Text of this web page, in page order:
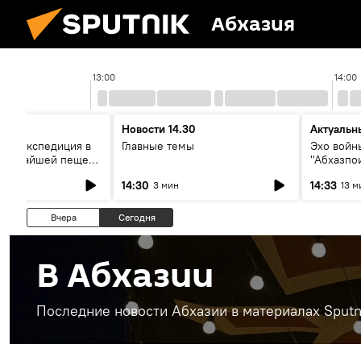
Абхазия
13:00 14:00
экспедиция в
пещере
Новости 14.30
Главные темы
14:30 3 мин
Эхо
14:33 13
Вчера Сегодня
В Абхазии
Последние новости Абхазии в материалах